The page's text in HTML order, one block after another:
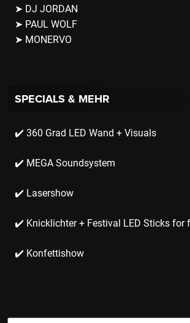
➤ DJ JORDAN
➤ PAUL WOLF
➤ MONERVO
SPECIALS & MEHR
✔️ 360 Grad LED Wand + Visuals
✔️ MEGA Soundsystem
✔️ Lasershow
✔️ Knicklichter + Festival LED Sticks for
✔️ Konfettishow